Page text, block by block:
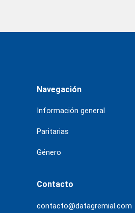
Navegación
Información general
Paritarias
Género
Contacto
contacto@datagremial.com